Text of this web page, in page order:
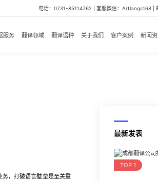
电话：0731-85114762 | 客服微信：Artlangs168 |
服务 翻译领域 翻译语种 关于我们 客户案例 新闻
，打破语言壁垒是至关重
最新发表
TOP 1